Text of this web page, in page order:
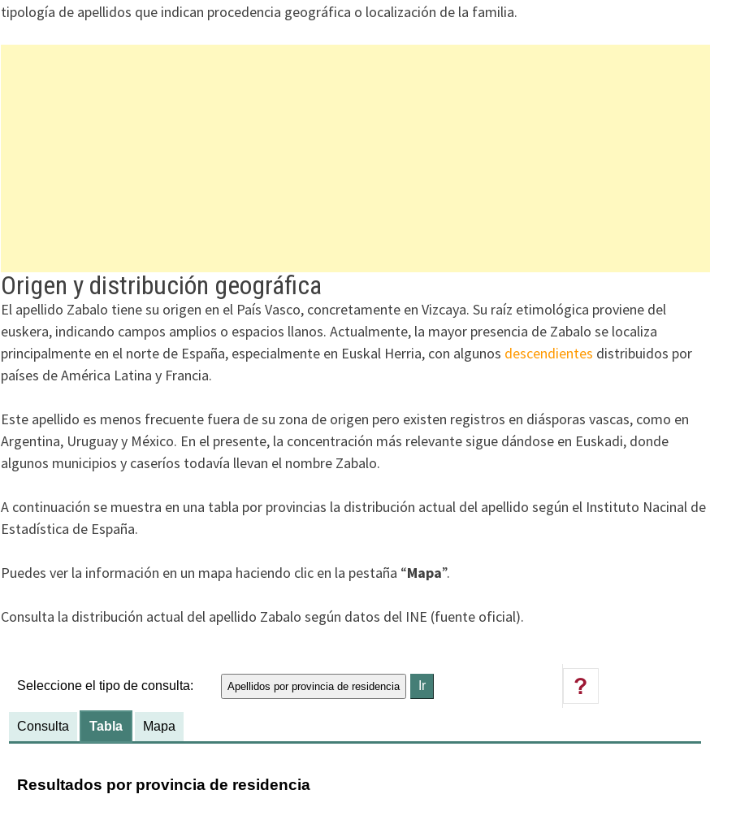
tipología de apellidos que indican procedencia geográfica o localización de la familia.
Origen y distribución geográfica
El apellido Zabalo tiene su origen en el País Vasco, concretamente en Vizcaya. Su raíz etimológica proviene del
euskera, indicando campos amplios o espacios llanos. Actualmente, la mayor presencia de Zabalo se localiza
principalmente en el norte de España, especialmente en Euskal Herria, con algunos descendientes distribuidos por
países de América Latina y Francia.
Este apellido es menos frecuente fuera de su zona de origen pero existen registros en diásporas vascas, como en
Argentina, Uruguay y México. En el presente, la concentración más relevante sigue dándose en Euskadi, donde
algunos municipios y caseríos todavía llevan el nombre Zabalo.
A continuación se muestra en una tabla por provincias la distribución actual del apellido según el Instituto Nacinal de
Estadística de España.
Puedes ver la información en un mapa haciendo clic en la pestaña “Mapa”.
Consulta la distribución actual del apellido Zabalo según datos del INE (fuente oficial).